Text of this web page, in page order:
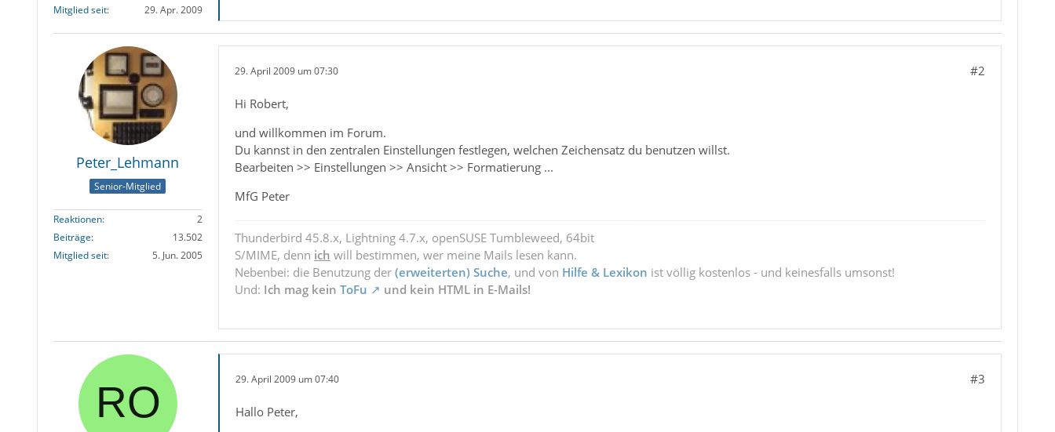
Mitglied seit
29. Apr. 2009
Peter_Lehmann
Senior-Mitglied
Reaktionen
2
Beiträge
13.502
Mitglied seit
5. Jun. 2005
29. April 2009 um 07:30 #2
Hi Robert,
und willkommen im Forum.
Du kannst in den zentralen Einstellungen festlegen, welchen Zeichensatz du benutzen willst.
Bearbeiten >> Einstellungen >> Ansicht >> Formatierung ...
MfG Peter
Thunderbird 45.8.x, Lightning 4.7.x, openSUSE Tumbleweed, 64bit
S/MIME, denn ich will bestimmen, wer meine Mails lesen kann.
Nebenbei: die Benutzung der (erweiterten) Suche, und von Hilfe & Lexikon ist völlig kostenlos - und keinesfalls umsonst!
Und: Ich mag kein ToFu und kein HTML in E-Mails!
29. April 2009 um 07:40 #3
Hallo Peter,